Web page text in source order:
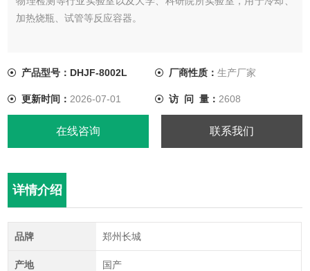
加热烧瓶、试管等反应容器。
产品型号：DHJF-8002L 厂商性质： 生产厂家
更新时间： 2026-07-01 访 问 量： 2608
在线咨询 联系我们
详情介绍
品牌 郑州长城
产地 国产